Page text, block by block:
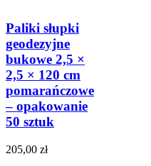
Paliki słupki
geodezyjne
bukowe 2,5 ×
2,5 × 120 cm
pomarańczowe
– opakowanie
50 sztuk
205,00 zł